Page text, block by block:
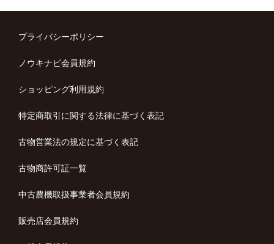
プライバシーポリシー
ノウキナビ会員規約
ショッピング利用規約
特定商取引に関する法律に基づく表記
古物営業法の規定に基づく表記
古物商許可証一覧
中古農機取扱事業者会員規約
販売店会員規約